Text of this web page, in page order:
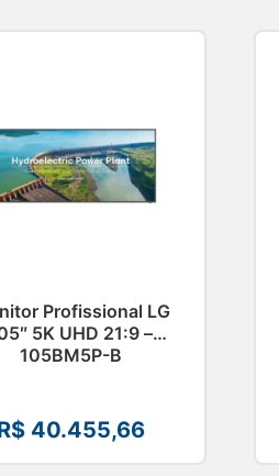
Profissional LG
5K UHD 21:9 –
105BM5P-B
40.455,66